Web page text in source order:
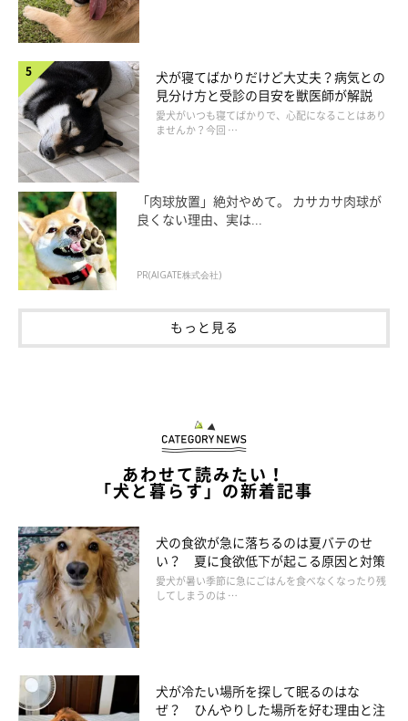
犬が寝てばかりだけど大丈夫？病気との
見分け方と受診の目安を獣医師が解説
愛犬がいつも寝てばかりで、心配になることはあり
ませんか？今回 …
「肉球放置」絶対やめて。 カサカサ肉球が
良くない理由、実は...
PR(AIGATE株式会社)
もっと見る
あわせて読みたい！
「犬と暮らす」の新着記事
犬の食欲が急に落ちるのは夏バテのせ
い？ 夏に食欲低下が起こる原因と対策
愛犬が暑い季節に急にごはんを食べなくなったり残
してしまうのは …
犬が冷たい場所を探して眠るのはな
ぜ？ ひんやりした場所を好む理由と注